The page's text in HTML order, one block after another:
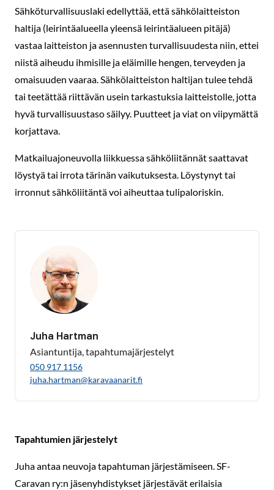
Sähköturvallisuuslaki edellyttää, että sähkölaitteiston
haltija (leirintäalueella yleensä leirintäalueen pitäjä)
vastaa laitteiston ja asennusten turvallisuudesta niin, ettei
niistä aiheudu ihmisille ja eläimille hengen, terveyden ja
omaisuuden vaaraa. Sähkölaitteiston haltijan tulee tehdä
tai teetättää riittävän usein tarkastuksia laitteistolle, jotta
hyvä turvallisuustaso säilyy. Puutteet ja viat on viipymättä
korjattava.
Matkailuajoneuvolla liikkuessa sähköliitännät saattavat
löystyä tai irrota tärinän vaikutuksesta. Löystynyt tai
irronnut sähköliitäntä voi aiheuttaa tulipaloriskin.
Juha Hartman
Asiantuntija, tapahtumajärjestelyt
050 917 1156
juha.hartman@karavaanarit.fi
Tapahtumien järjestelyt
Juha antaa neuvoja tapahtuman järjestämiseen. SF-
Caravan ry:n jäsenyhdistykset järjestävät erilaisia